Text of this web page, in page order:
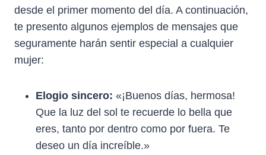
desde el primer momento del día. A continuación,
te presento algunos ejemplos de mensajes que
seguramente harán sentir especial a cualquier
mujer:
Elogio sincero: «¡Buenos días, hermosa!
Que la luz del sol te recuerde lo bella que
eres, tanto por dentro como por fuera. Te
deseo un día increíble.»